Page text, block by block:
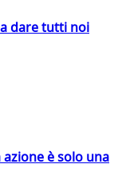
dare tutti noi
è solo una